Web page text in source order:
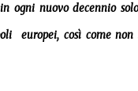
ogni nuovo decennio
europei, così come